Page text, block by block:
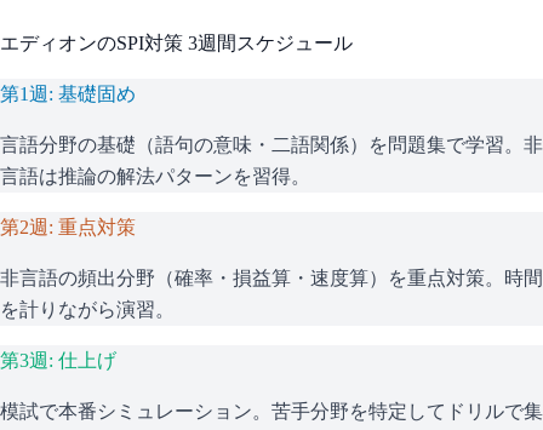
エディオンのSPI対策 3週間スケジュール
第1週: 基礎固め
言語分野の基礎（語句の意味・二語関係）を問題集で学習。非
言語は推論の解法パターンを習得。
第2週: 重点対策
非言語の頻出分野（確率・損益算・速度算）を重点対策。時間
を計りながら演習。
第3週: 仕上げ
模試で本番シミュレーション。苦手分野を特定してドリルで集